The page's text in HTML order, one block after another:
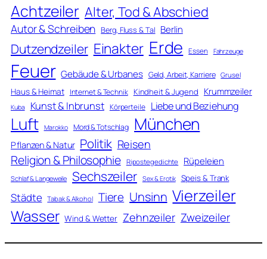
Achtzeiler Alter, Tod & Abschied
Autor & Schreiben Berg, Fluss & Tal Berlin
Dutzendzeiler Einakter Erde Essen Fahrzeuge
Feuer Gebäude & Urbanes Geld, Arbeit, Karriere Grusel
Haus & Heimat Internet & Technik Kindheit & Jugend Krummzeiler
Kuba Kunst & Inbrunst Körperteile Liebe und Beziehung
Luft Marokko Mord & Totschlag München
Pflanzen & Natur Politik Reisen
Religion & Philosophie Ripostegedichte Rüpeleien
Schlaf & Langeweile Sechszeiler Sex & Erotik Speis & Trank
Städte Tabak & Alkohol Tiere Unsinn Vierzeiler
Wasser Wind & Wetter Zehnzeiler Zweizeiler